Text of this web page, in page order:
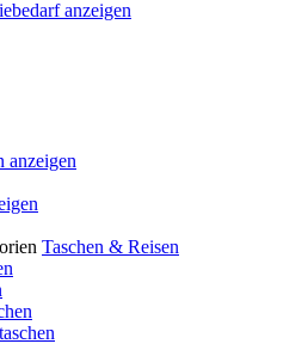
anzeigen
anzeigen
Taschen & Reisen